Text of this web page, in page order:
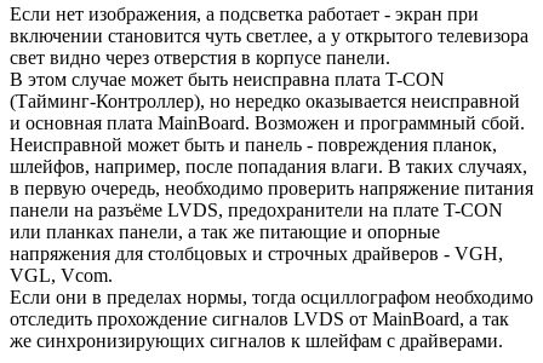
Если нет изображения, а подсветка работает - экран при
включении становится чуть светлее, а у открытого телевизора
свет видно через отверстия в корпусе панели.
В этом случае может быть неисправна плата T-CON
(Тайминг-Контроллер), но нередко оказывается неисправной
и основная плата MainBoard. Возможен и программный сбой.
Неисправной может быть и панель - повреждения планок,
шлейфов, например, после попадания влаги. В таких случаях,
в первую очередь, необходимо проверить напряжение питания
панели на разъёме LVDS, предохранители на плате T-CON
или планках панели, а так же питающие и опорные
напряжения для столбцовых и строчных драйверов - VGH,
VGL, Vcom.
Если они в пределах нормы, тогда осциллографом необходимо
отследить прохождение сигналов LVDS от MainBoard, а так
же синхронизирующих сигналов к шлейфам с драйверами.